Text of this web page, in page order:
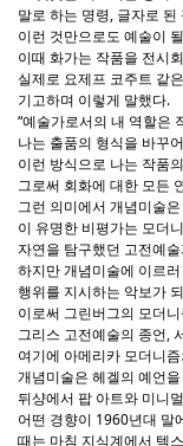
말로 하는 명령, 글자로
이런 것만으로도 예술이
이때 화가는 작품을 전시
실제로 요제프 코주트 같
기고하며 이렇게 말했다.
“예술가로서의 내 역할은
나는 출품의 형식을 바꾸
이런 방식으로 나는 작품
그로써 회화에 대한 모든
그런 의미에서 개념미술
이 유명한 비평가는 모더
자연을 탐구했던 고전예
하지만 개념미술에 이르
행위를 지시하는 악보가
이로써 그린버그의 모더
그리스 고전예술의 종언,
여기에 아메리카 모더니
개념미술은 헤겔의 예언
뒤샹에서 팝 아트와 미니
어떤 경향이 1960년대 말
때는 마침 지식계에서 텍